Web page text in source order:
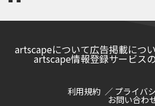
artscapeについて広告掲載につ
artscape情報登録サービス
利用規約 プライバ
お問い合わ